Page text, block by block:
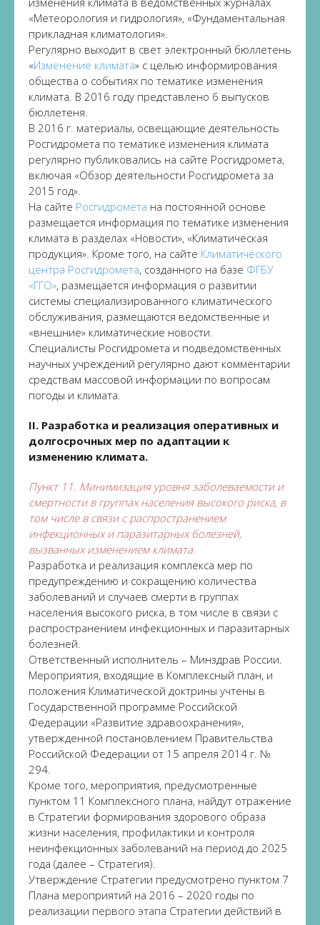
«Метеорология и гидрология», «Фундаментальная
прикладная климатология».
Регулярно выходит в свет электронный бюллетень
«Изменение климата» с целью информирования
общества о событиях по тематике изменения
климата. В 2016 году представлено 6 выпусков
бюллетеня.
В 2016 г. материалы, освещающие деятельность
Росгидромета по тематике изменения климата
регулярно публиковались на сайте Росгидромета,
включая «Обзор деятельности Росгидромета за
2015 год».
На сайте Росгидромета на постоянной основе
размещается информация по тематике изменения
климата в разделах «Новости», «Климатическая
продукция». Кроме того, на сайте Климатического
центра Росгидромета, созданного на базе ФГБУ
«ГГО», размещается информация о развитии
системы специализированного климатического
обслуживания, размещаются ведомственные и
«внешние» климатические новости.
Специалисты Росгидромета и подведомственных
научных учреждений регулярно дают комментарии
средствам массовой информации по вопросам
погоды и климата.
II. Разработка и реализация оперативных и
долгосрочных мер по адаптации к
изменению климата.
Пункт 11. Минимизация уровня заболеваемости и
смертности в группах населения высокого риска, в
том числе в связи с распространением
инфекционных и паразитарных болезней,
вызванных изменением климата.
Разработка и реализация комплекса мер по
предупреждению и сокращению количества
заболеваний и случаев смерти в группах
населения высокого риска, в том числе в связи с
распространением инфекционных и паразитарных
болезней.
Ответственный исполнитель – Минздрав России.
Мероприятия, входящие в Комплексный план, и
положения Климатической доктрины учтены в
Государственной программе Российской
Федерации «Развитие здравоохранения»,
утвержденной постановлением Правительства
Российской Федерации от 15 апреля 2014 г. №
294.
Кроме того, мероприятия, предусмотренные
пунктом 11 Комплексного плана, найдут отражение
в Стратегии формирования здорового образа
жизни населения, профилактики и контроля
неинфекционных заболеваний на период до 2025
года (далее – Стратегия).
Утверждение Стратегии предусмотрено пунктом 7
Плана мероприятий на 2016 – 2020 годы по
реализации первого этапа Стратегии действий в